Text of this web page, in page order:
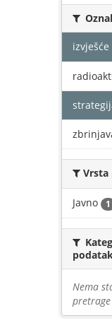
izvješće
Vrsta
Javno 1
Nema
pretrage